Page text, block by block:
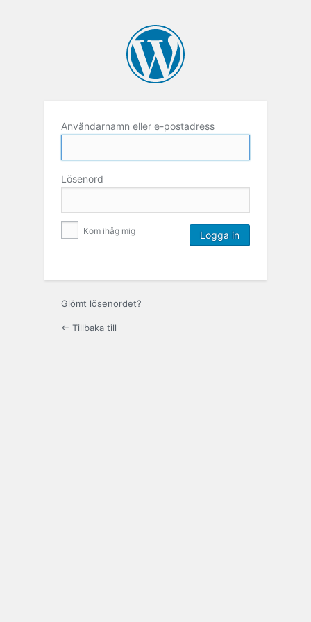
Användarnamn eller e-postadress
Lösenord
Kom ihåg mig
Glömt lösenordet?
← Tillbaka till